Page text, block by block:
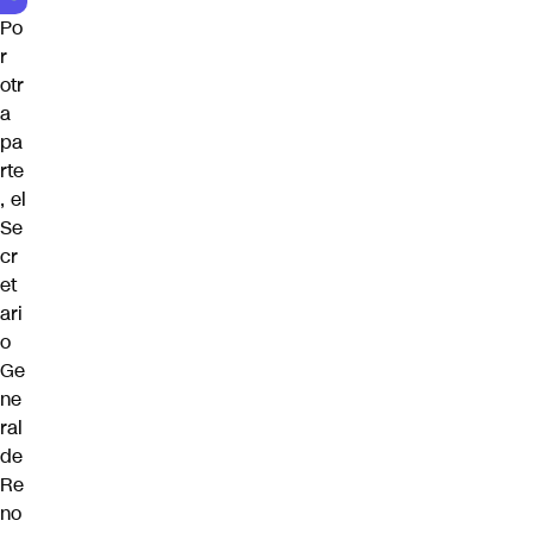
Po
r
otr
a
pa
rte
, el
Se
cr
et
ari
o
Ge
ne
ral
de
Re
no